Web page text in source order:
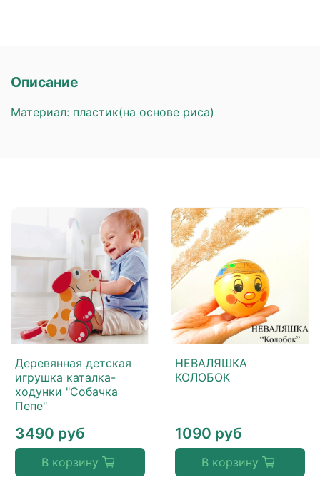
Описание
Материал: пластик(на основе риса)
Деревянная детская
игрушка каталка-
ходунки "Собачка
Пепе"
3490 руб
В корзину
НЕВАЛЯШКА
КОЛОБОК
1090 руб
В корзину